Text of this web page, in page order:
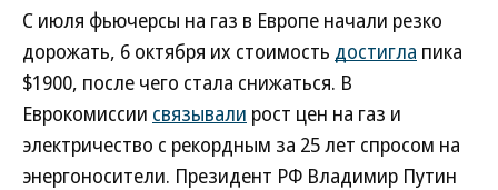
С июля фьючерсы на газ в Европе начали резко
дорожать, 6 октября их стоимость достигла пика
$1900, после чего стала снижаться. В
Еврокомиссии связывали рост цен на газ и
электричество с рекордным за 25 лет спросом на
энергоносители. Президент РФ Владимир Путин